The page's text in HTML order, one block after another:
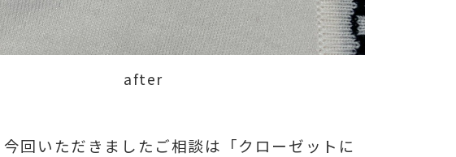
after
回いただきましたご相談は「クローゼットに